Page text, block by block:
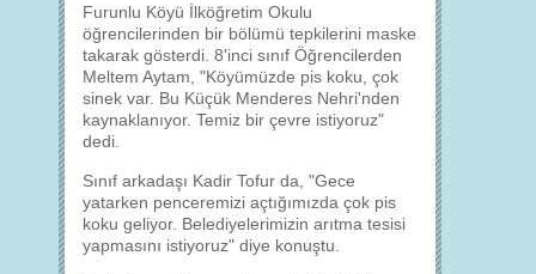
Furunlu Köyü İlköğretim Okulu
öğrencilerinden bir bölümü tepkilerini maske
takarak gösterdi. 8'inci sınıf Öğrencilerden
Meltem Aytam, "Köyümüzde pis koku, çok
sinek var. Bu Küçük Menderes Nehri'nden
kaynaklanıyor. Temiz bir çevre istiyoruz"
dedi.
Sınıf arkadaşı Kadir Tofur da, "Gece
yatarken penceremizi açtığımızda çok pis
koku geliyor. Belediyelerimizin arıtma tesisi
yapmasını istiyoruz" diye konuştu.